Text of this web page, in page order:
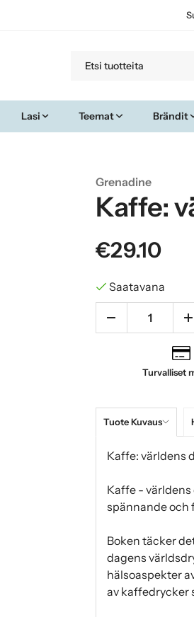
Lasi Teemat Brändit
Grenadine
Kaffe:
€29.10
Saatavana
Turvalliset
Tuote Kuvaus
Kaffe: världens
Kaffe -
spännande och
Boken täcker
dagens
hälsoaspekter
av kaffedrycker